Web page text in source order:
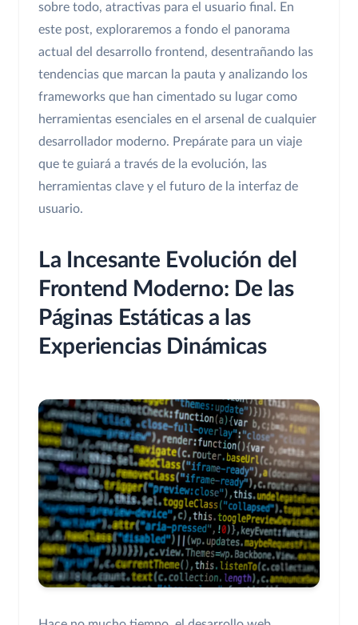
sobre todo, atractivas para el usuario final. En
este post, exploraremos a fondo el panorama
actual del desarrollo frontend, desentrañando las
tendencias que marcan la pauta y analizando los
frameworks que han cimentado su lugar como
herramientas esenciales en el arsenal de cualquier
desarrollador moderno. Prepárate para un viaje
que te guiará a través de la evolución, las
herramientas clave y el futuro de la interfaz de
usuario.
La Incesante Evolución del
Frontend Moderno: De las
Páginas Estáticas a las
Experiencias Dinámicas